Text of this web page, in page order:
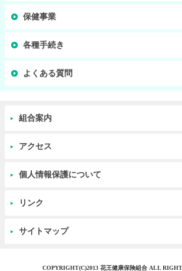
保健事業
各種手続き
よくある質問
組合案内
アクセス
個人情報保護について
リンク
サイトマップ
COPYRIGHT(C)2013 花王健康保険組合 ALL